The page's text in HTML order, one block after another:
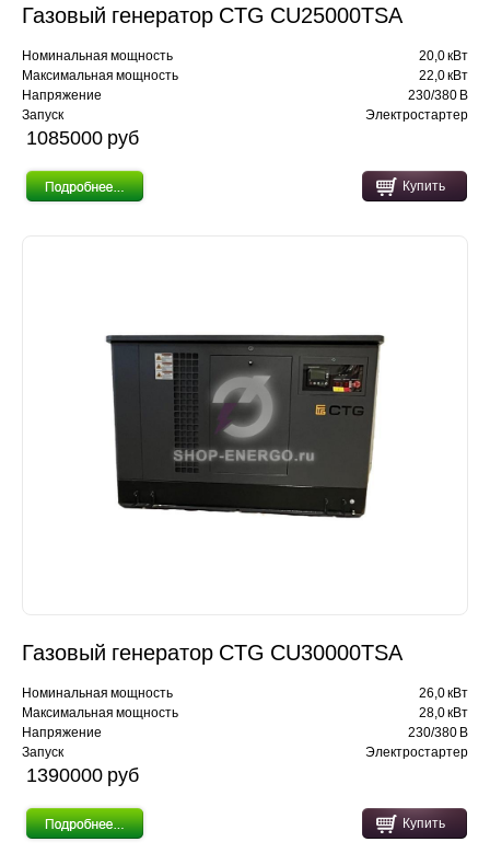
Газовый генератор CTG CU25000TSA
Номинальная мощность
20,0 кВт
Максимальная мощность
22,0 кВт
Напряжение
230/380 В
Запуск
Электростартер
1085000 pуб
Купить
Газовый генератор CTG CU30000TSA
Номинальная мощность
26,0 кВт
Максимальная мощность
28,0 кВт
Напряжение
230/380 В
Запуск
Электростартер
1390000 pуб
Купить